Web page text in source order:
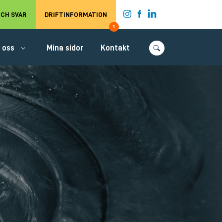
SVAR DRIFTINFORMATION
1
oss Mina sidor Kontakt